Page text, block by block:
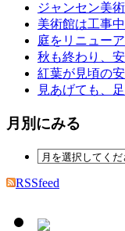
ジャンセン美
美術館は工事
庭をリニュー
秋も終わり、
紅葉が見頃の
見あげても、
月別にみる
RSSfeed